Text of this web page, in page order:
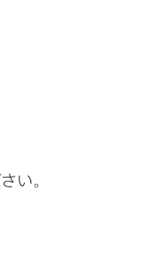
い。